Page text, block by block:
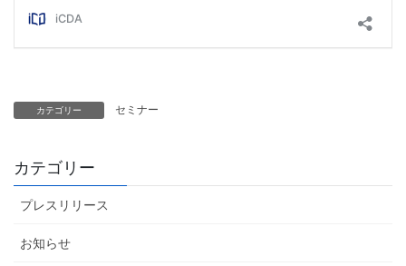
カテゴリー セミナー
カテゴリー
プレスリリース
お知らせ